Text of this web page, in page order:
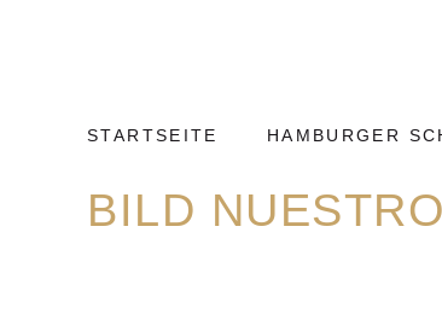
STARTSEITE HAMBURGER
BILD